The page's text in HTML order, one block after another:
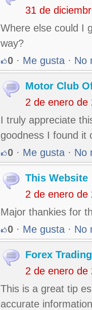
31 de
Where else could I
way?
0 · Me gusta · No
Motor Club
2 de enero de
I truly appreciate
goodness I found it
0 · Me gusta · No
This Website
2 de enero de
Major thankies for
0 · Me gusta · No
Forex
2 de enero de
This is a great tip
accurate